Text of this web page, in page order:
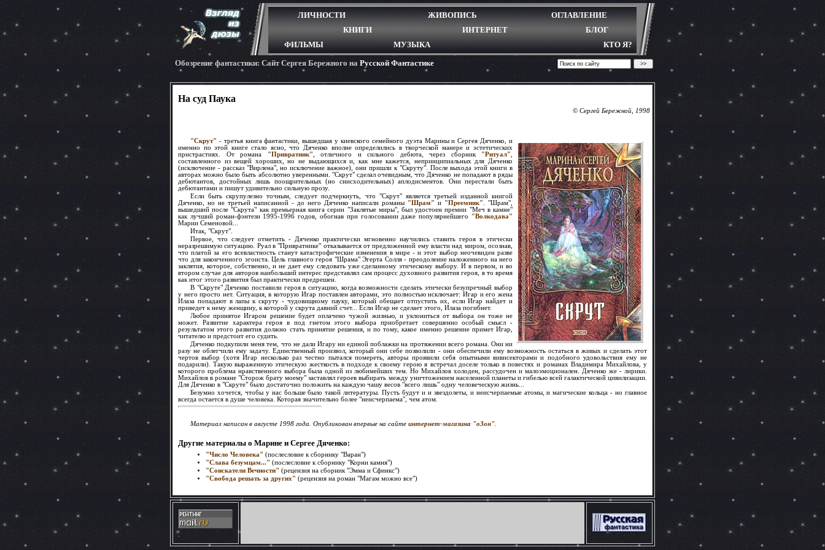
ЛИЧНОСТИ ЖИВОПИСЬ
ОГЛАВЛЕНИЕ
КНИГИ
ИНТЕРНЕТ
БЛОГ
ФИЛЬМЫ
МУЗЫКА
КТО Я?
Обозрение фантастики: Cайт Сергея Бережного на Русской Фантастике
На суд Паука
© Сергей Бережной, 1998
"Скрут" - третья книга фантастики, вышедшая у киевского семейного дуэта Марины и Сергея Дяченко, и
именно по этой книге стало ясно, что Дяченко вполне определились в творческой манере и эстетических
пристрастиях. От романа
"Привратник" , отличного и сильного дебюта, через сборник "Ритуал"
составленного из вещей хороших, но не выдающихся и, как мне кажется, непринципиальных для Дяченко
(исключение - рассказ "Вирлена", но исключение важное), они пришли к "Скруту". После выхода этой книги в
авторах можно было быть абсолютно уверенными. "Скрут" сделал очевидным, что Дяченко не попадают в ряды
дебютантов, достойных лишь поощрительных (но снисходительных) аплодисментов. Они перестали быть
дебютантами и пишут удивительно сильную прозу.
Если быть скрупулезно точным, следует подчеркнуть, что "Скрут" является третьей изданной книгой
Дяченко, но не третьей написанной - до него Дяченко написали романы "Шрам" и "Преемник" . "Шрам",
вышедший после "Скрута" как премьерная книга серии "Заклятые миры", был удостоен премии "Меч в камне"
как лучший роман-фэнтези 1995-1996 годов, обогнав при голосовании даже популярнейшего "Волкодава"
Марии Семеновой...
Итак, "Скрут".
Первое, что следует отметить - Дяченко практически мгновенно научились ставить героя в этически
неразрешимую ситуацию. Руал в "Привратнике" отказывается от предложенной ему власти над миром, осознав,
что платой за его всевластность станут катастрофические изменения в мире - и этот выбор неочевиден разве
что для законченного эгоиста. Цель главного героя "Шрама" Эгерта Солля - преодоление наложенного на него
заклятия, которое, собственно, и не дает ему следовать уже сделанному этическому выбору. И в первом, и во
втором случае для авторов наибольший интерес представлял сам процесс духовного развития героя, в то время
как итог этого развития был практически предрешен.
В "Скруте" Дяченко поставили героя в ситуацию, когда возможности сделать этически безупречный выбор
у него просто нет. Ситуация, в которую Игар поставлен авторами, это полностью исключает: Игар и его жена
Илаза попадают в лапы к скруту - чудовищному пауку, который обещает отпустить их, если Игар найдет и
приведет к нему женщину, к которой у скрута давний счет... Если Игар не сделает этого, Илаза погибнет.
Любое принятое Игаром решение будет оплачено чужой жизнью, и уклониться от выбора он тоже не
может. Развитие характера героя в под гнетом этого выбора приобретает совершенно особый смысл -
результатом этого развития должно стать принятие решения, и по тому, какое именно решение примет Игар,
читателю и предстоит его судить.
Дяченко подкупили меня тем, что не дали Игару ни единой поблажки на протяжении всего романа. Они ни
разу не облегчили ему задачу. Единственный произвол, который они себе позволили - они обеспечили ему возможность остаться в живых и сделать этот
чертов выбор (хотя Игар несколько раз честно пытался помереть, авторы проявили себя опытными вивисекторами и подобного удовольствия ему не
подарили). Такую выраженную этическую жесткость в подходе к своему герою я встречал доселе только в повестях и романах Владимира Михайлова, у
которого проблема нравственного выбора была одной из любимейших тем. Hо Михайлов холоден, рассудочен и малоэмоционален. Дяченко же - лирики.
Михайлов в романе "Сторож брату моему" заставлял героев выбирать между уничтожением населенной планеты и гибелью всей галактической цивилизации.
Для Дяченко в "Скруте" было достаточно положить на каждую чашу весов "всего лишь" одну человеческую жизнь...
Безумно хочется, чтобы у нас больше было такой литературы. Пусть будут и и звездолеты, и неисчерпаемые атомы, и магические кольца - но главное
всегда остается в душе человека. Которая значительно более "неисчерпаема", чем атом.
Материал написан в августе 1998 года. Опубликован впервые на сайте интернет-магазина "оЗон"
Другие материалы о Марине и Сергее Дяченко:
"Число Человека" (послесловие к сборнику "Варан")
"Слава безумцам..." (послесловие к сборнику "Корни камня")
"Соискатели Вечности" (рецензия на сборник "Эмма и Сфинкс")
"Свобода решать за других" (рецензия на роман "Магам можно все")